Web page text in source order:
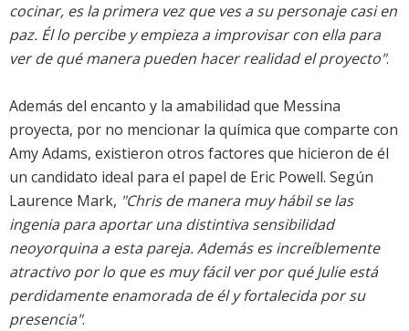
cocinar, es la primera vez que ves a su personaje casi en
paz. Él lo percibe y empieza a improvisar con ella para
ver de qué manera pueden hacer realidad el proyecto".
Además del encanto y la amabilidad que Messina
proyecta, por no mencionar la química que comparte con
Amy Adams, existieron otros factores que hicieron de él
un candidato ideal para el papel de Eric Powell. Según
Laurence Mark, "Chris de manera muy hábil se las
ingenia para aportar una distintiva sensibilidad
neoyorquina a esta pareja. Además es increíblemente
atractivo por lo que es muy fácil ver por qué Julie está
perdidamente enamorada de él y fortalecida por su
presencia".